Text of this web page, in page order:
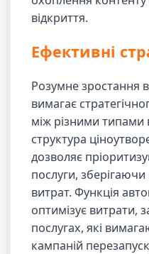
відкриття.
Ефективні
Розумне зростання
вимагає
між різними типами
структура
дозволяє
послуги,
витрат. Функція
оптимізує витрати,
послугах, які
кампаній